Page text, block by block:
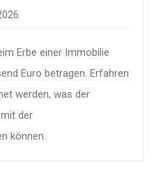
Erbe einer Immobilie
Euro betragen. Erfahren
werden, was der
der
können.